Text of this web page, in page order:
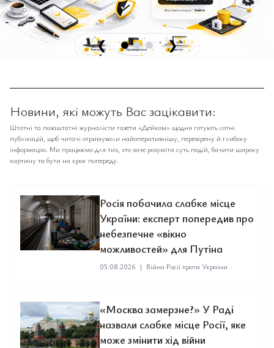
❮ ❯
Новини, які можуть Вас зацікавити:
Штатні та позаштатні журналісти газети «Дейком» щодня готують сотні
публікацій, щоб читачі отримували найоперативнішу, перевірену й глибоку
інформацію. Ми працюємо для тих, хто хоче розуміти суть подій, бачити широку
картину та бути на крок попереду.
Росія побачила слабке місце
України: експерт попередив про
небезпечне «вікно
можливостей» для Путіна
05.08.2026 | Війна Росії проти України
«Москва замерзне?» У Раді
назвали слабке місце Росії, яке
може змінити хід війни